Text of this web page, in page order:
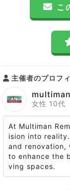
こ
主催者のプロフ
女性 10代
At Multiman
ision into
and renovation,
to enhance the
ving spaces.